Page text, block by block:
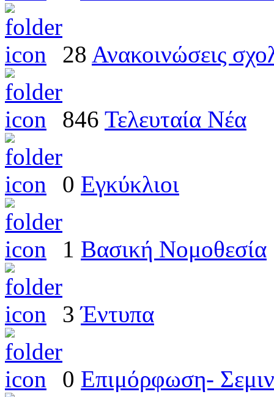
28 Ανακοινώσεις
846 Τελευταία Νέα
0 Εγκύκλιοι
1 Βασική Νομοθεσία
3 Έντυπα
0 Επιμόρφωση-